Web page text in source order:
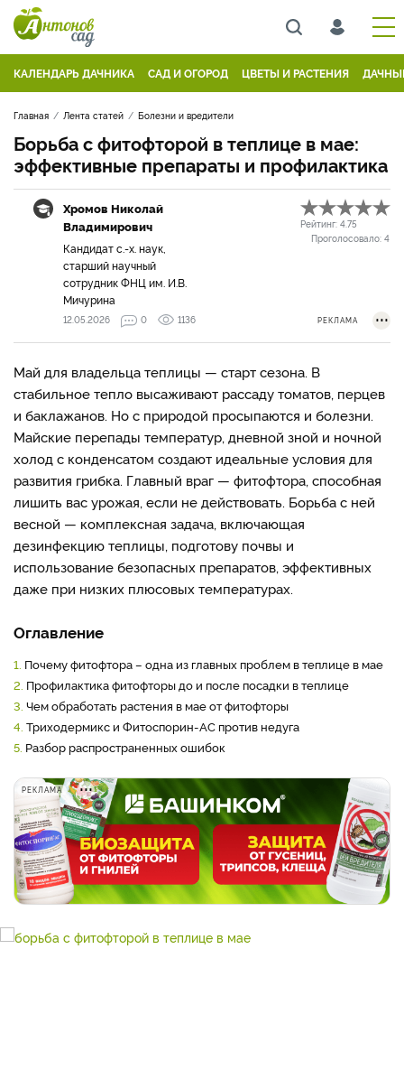
КАЛЕНДАРЬ ДАЧНИКА САД И ОГОРОД ЦВЕТЫ И РАСТЕНИЯ
Главная Лента статей Болезни и вредители
Борьба с фитофторой в теплице в мае:
эффективные препараты и профилактика
Хромов Николай
Владимирович
Кандидат с.-х. наук,
старший научный
сотрудник ФНЦ им. И.В.
Мичурина
Рейтинг: 4.75
Проголосовало: 4
12.05.2026 0 1136 РЕКЛАМА
Май для владельца теплицы — старт сезона. В
стабильное тепло высаживают рассаду томатов, перцев
и баклажанов. Но с природой просыпаются и болезни.
Майские перепады температур, дневной зной и ночной
холод с конденсатом создают идеальные условия для
развития грибка. Главный враг — фитофтора, способная
лишить вас урожая, если не действовать. Борьба с ней
весной — комплексная задача, включающая
дезинфекцию теплицы, подготову почвы и
использование безопасных препаратов, эффективных
даже при низких плюсовых температурах.
Оглавление
1. Почему фитофтора – одна из главных проблем в теплице в мае
2. Профилактика фитофторы до и после посадки в теплице
3. Чем обработать растения в мае от фитофторы
4. Триходермикс и Фитоспорин-АС против недуга
5. Разбор распространенных ошибок
РЕКЛАМА